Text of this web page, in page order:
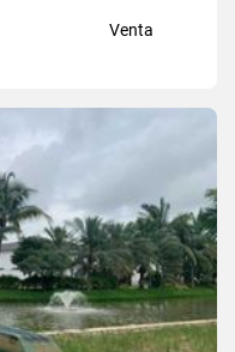
Venta